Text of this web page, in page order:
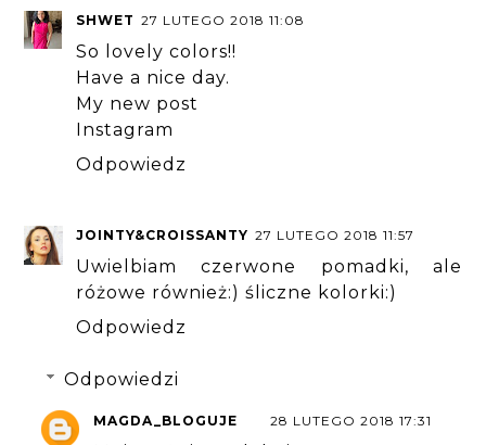
SHWET 27 LUTEGO 2018 11:08
So lovely colors!!
Have a nice day.
My new post
Instagram
Odpowiedz
JOINTY&CROISSANTY 27 LUTEGO 2018 11:57
Uwielbiam czerwone pomadki, ale
różowe również:) śliczne kolorki:)
Odpowiedz
Odpowiedzi
MAGDA_BLOGUJE 28 LUTEGO 2018 17:31